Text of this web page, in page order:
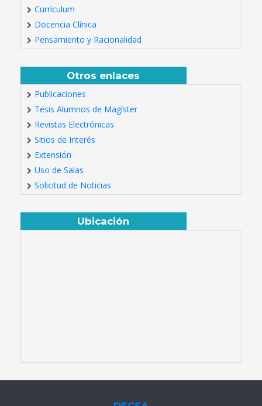
Currículum
Docencia Clínica
Pensamiento y Racionalidad
Otros enlaces
Publicaciones
Tesis Alumnos de Magíster
Revistas Electrónicas
Sitios de Interés
Extensión
Uso de Salas
Solicitud de Noticias
Ubicación